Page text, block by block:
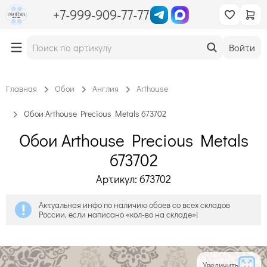
+7-999-909-77-77
Войти
Главная Обои Англия Arthouse
Обои Arthouse Precious Metals 673702
Обои Arthouse Precious Metals
673702
Артикул: 673702
Актуальная инфо по наличию обоев со всех складов
России, если написано «кол-во на складе»!
Увеличить